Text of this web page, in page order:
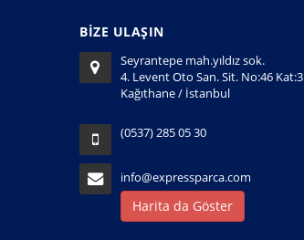
BİZE ULAŞIN
Seyrantepe mah.yıldız sok.
4. Levent Oto San. Sit. No:46 Kat:3
Kağıthane / İstanbul
(0537) 285 05 30
info@expressparca.com
Harita da Göster